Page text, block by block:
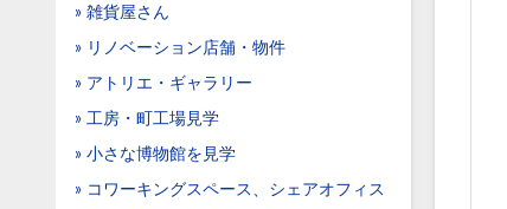
» 雑貨屋さん
» リノベーション店舗・物件
» アトリエ・ギャラリー
» 工房・町工場見学
» 小さな博物館を見学
» コワーキングスペース、シェアオフィス